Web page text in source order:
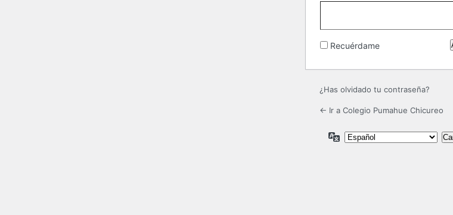
Recuérdame
¿Has olvidado tu contraseña?
← Ir a Colegio Pumahue Chicureo
Idioma